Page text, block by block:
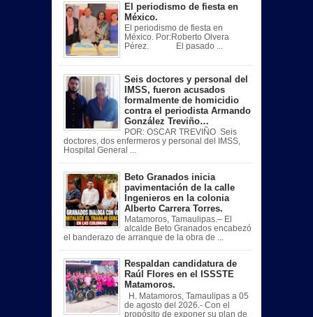
El periodismo de fiesta en
México.
El periodismo de fiesta en
México. Por:Roberto Olvera
Pérez. El pasado ...
Seis doctores y personal del
IMSS, fueron acusados
formalmente de homicidio
contra el periodista Armando
González Treviño…
POR: OSCAR TREVIÑO Seis
doctores, dos enfermeros y personal del IMSS,
Hospital General ...
Beto Granados inicia
pavimentación de la calle
Ingenieros en la colonia
Alberto Carrera Torres.
Matamoros, Tamaulipas.– El
alcalde Beto Granados encabezó
el banderazo de arranque de la obra de ...
Respaldan candidatura de
Raúl Flores en el ISSSTE
Matamoros.
H. Matamoros, Tamaulipas a 05
de agosto del 2026.- Con el
propósito de exponer su plan de